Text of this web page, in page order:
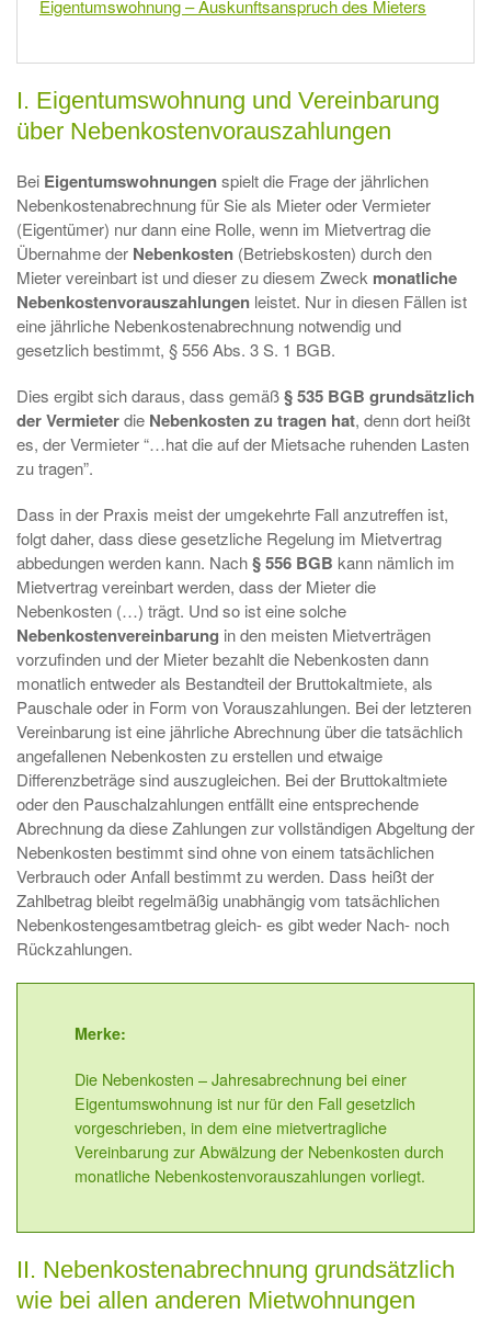
Eigentumswohnung – Auskunftsanspruch des Mieters
I. Eigentumswohnung und Vereinbarung
über Nebenkostenvorauszahlungen
Bei Eigentumswohnungenspielt die Frage der jährlichen
Nebenkostenabrechnung für Sie als Mieter oder Vermieter
(Eigentümer) nur dann eine Rolle, wenn im Mietvertrag die
Übernahme der Nebenkosten (Betriebskosten) durch den
Mieter vereinbart ist und dieser zu diesem Zweck monatliche
Nebenkostenvorauszahlungen leistet. Nur in diesen Fällen ist
eine jährliche Nebenkostenabrechnung notwendig und
gesetzlich bestimmt, § 556 Abs. 3 S. 1 BGB.
Dies ergibt sich daraus, dass gemäß§ 535 BGB grundsätzlich
der Vermieterdie Nebenkosten zu tragen hat, denn dort heißt
es, der Vermieter “…hat die auf der Mietsache ruhenden Lasten
zu tragen”.
Dass in der Praxis meist der umgekehrte Fall anzutreffen ist,
folgt daher, dass diese gesetzliche Regelung im Mietvertrag
abbedungen werden kann. Nach§ 556 BGB kann nämlich im
Mietvertrag vereinbart werden, dass der Mieter die
Nebenkosten (…) trägt. Und so ist eine solche
Nebenkostenvereinbarung in den meisten Mietverträgen
vorzufinden und der Mieter bezahlt die Nebenkosten dann
monatlich entweder als Bestandteil der Bruttokaltmiete, als
Pauschale oder in Form von Vorauszahlungen. Bei der letzteren
Vereinbarung ist eine jährliche Abrechnung über die tatsächlich
angefallenen Nebenkosten zu erstellen und etwaige
Differenzbeträge sind auszugleichen. Bei der Bruttokaltmiete
oder den Pauschalzahlungen entfällt eine entsprechende
Abrechnung da diese Zahlungen zur vollständigen Abgeltung der
Nebenkosten bestimmt sind ohne von einem tatsächlichen
Verbrauch oder Anfall bestimmt zu werden. Dass heißt der
Zahlbetrag bleibt regelmäßig unabhängig vom tatsächlichen
Nebenkostengesamtbetrag gleich- es gibt weder Nach- noch
Rückzahlungen.
Merke:
Die Nebenkosten – Jahresabrechnung bei einer
Eigentumswohnung ist nur für den Fall gesetzlich
vorgeschrieben, in dem eine mietvertragliche
Vereinbarung zur Abwälzung der Nebenkosten durch
monatliche Nebenkostenvorauszahlungen vorliegt.
II. Nebenkostenabrechnung grundsätzlich
wie bei allen anderen Mietwohnungen